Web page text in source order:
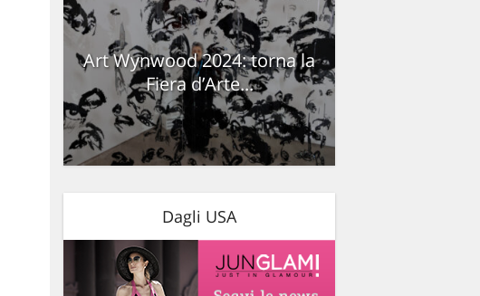
Art Wynwood 2024: torna la
Fiera d’Arte...
Dagli USA